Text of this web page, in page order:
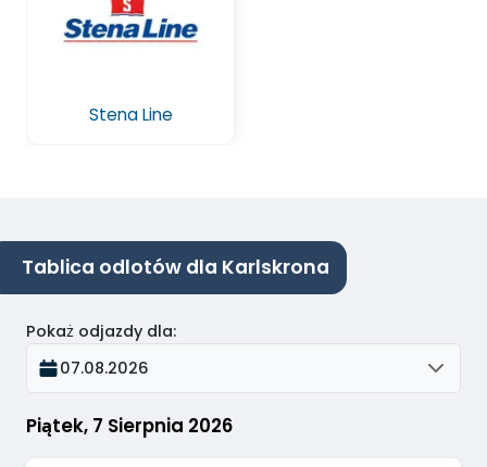
Stena Line
Tablica odlotów dla Karlskrona
Piątek, 7 Sierpnia 2026
Pokaż odjazdy dla:
07.08.2026